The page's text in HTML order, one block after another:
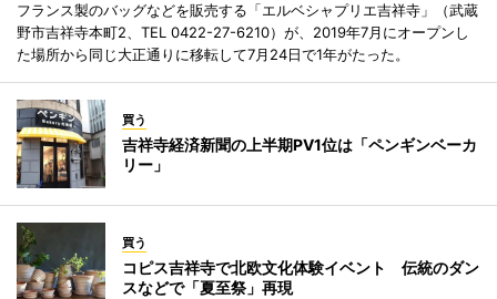
フランス製のバッグなどを販売する「エルベシャプリエ吉祥寺」（武蔵
野市吉祥寺本町2、TEL 0422-27-6210）が、2019年7月にオープンし
た場所から同じ大正通りに移転して7月24日で1年がたった。
買う
吉祥寺経済新聞の上半期PV1位は「ペンギンベーカ
リー」
買う
コピス吉祥寺で北欧文化体験イベント 伝統のダン
スなどで「夏至祭」再現